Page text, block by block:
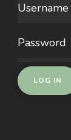
Username
Password